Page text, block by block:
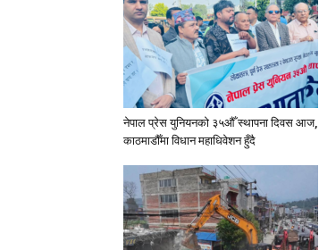
नेपाल प्रेस युनियनको ३५औँ स्थापना दिवस आज,
काठमाडौँमा विधान महाधिवेशन हुँदै